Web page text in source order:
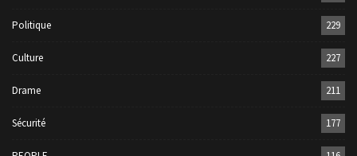
Politique 229
Culture 227
Drame 211
Sécurité 177